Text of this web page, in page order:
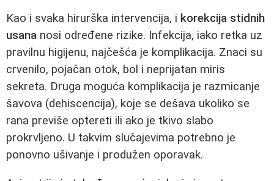
Kao i svaka hirurška intervencija, i korekcija stidnih
usana nosi određene rizike. Infekcija, iako retka uz
pravilnu higijenu, najčešća je komplikacija. Znaci su
crvenilo, pojačan otok, bol i neprijatan miris
sekreta. Druga moguća komplikacija je razmicanje
šavova (dehiscencija), koje se dešava ukoliko se
rana previše optereti ili ako je tkivo slabo
prokrvljeno. U takvim slučajevima potrebno je
ponovno ušivanje i produžen oporavak.